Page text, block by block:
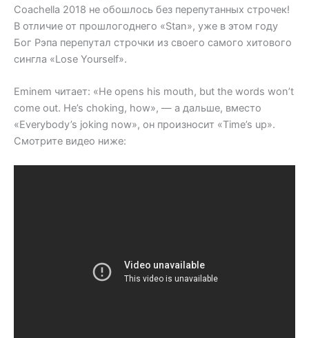
Coachella 2018 не обошлось без перепутанных строчек!
В отличие от прошлогоднего «Stan», уже в этом году
Бог Рэпа перепутал строчки из своего самого хитового
сингла «Lose Yourself».
Eminem читает: «He opens his mouth, but the words won’t
come out. He’s choking, how», — а дальше, вместо
«Everybody’s joking now», он произносит «Time’s up».
Смотрите видео ниже: